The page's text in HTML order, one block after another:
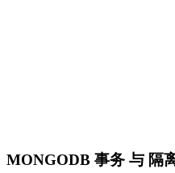
MONGODB 事务 与 隔